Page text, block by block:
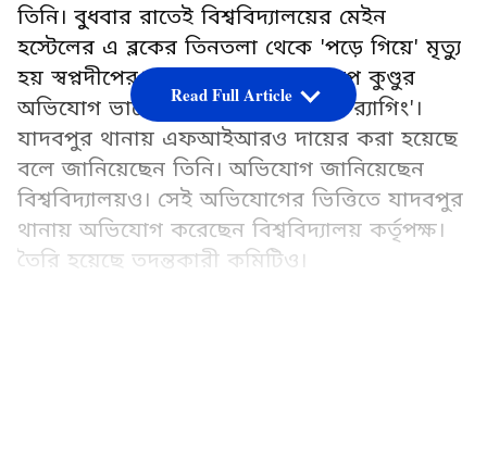
তিনি। বুধবার রাতেই বিশ্ববিদ্যালয়ের মেইন
হস্টেলের এ ব্লকের তিনতলা থেকে 'পড়ে গিয়ে' মৃত্যু
হয় স্বপ্নদীপের। মৃত পড়ুয়ার মামা অরূপ কুণ্ডুর
অভিযোগ ভাগ্নের মৃত্যুর নেপথ্যে দায়ী 'র‌্যাগিং'।
যাদবপুর থানায় এফআইআরও দায়ের করা হয়েছে
বলে জানিয়েছেন তিনি। অভিযোগ জানিয়েছেন
বিশ্ববিদ্যালয়ও। সেই অভিযোগের ভিত্তিতে যাদবপুর
থানায় অভিযোগ করেছেন বিশ্ববিদ্যালয় কর্তৃপক্ষ।
তৈরি হয়েছে তদন্তকারী কমিটিও।
Read Full Article